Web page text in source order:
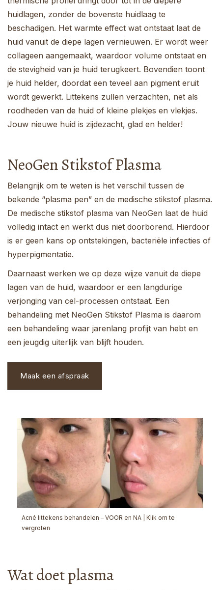
huidlagen, zonder de bovenste huidlaag te
beschadigen. Het warmte effect wat ontstaat laat de
huid vanuit de diepe lagen vernieuwen. Er wordt weer
collageen aangemaakt, waardoor volume ontstaat en
de stevigheid van je huid terugkeert. Bovendien toont
je huid helder, doordat een teveel aan pigment eruit
wordt gewerkt. Littekens zullen verzachten, net als
roodheden van de huid of kleine plekjes en vlekjes.
Jouw nieuwe huid is zijdezacht, glad en helder!
NeoGen Stikstof Plasma
Belangrijk om te weten is het verschil tussen de
bekende “plasma pen” en de medische stikstof plasma.
De medische stikstof plasma van NeoGen laat de huid
volledig intact en werkt dus niet doorborend. Hierdoor
is er geen kans op ontstekingen, bacteriële infecties of
hyperpigmentatie.
Daarnaast werken we op deze wijze vanuit de diepe
lagen van de huid, waardoor er een langdurige
verjonging van cel-processen ontstaat. Een
behandeling met NeoGen Stikstof Plasma is daarom
een behandeling waar jarenlang profijt van hebt en
een jeugdig uiterlijk van blijft houden.
Maak een afspraak
Acné littekens behandelen – VOOR en NA | Klik om te
vergroten
Wat doet plasma